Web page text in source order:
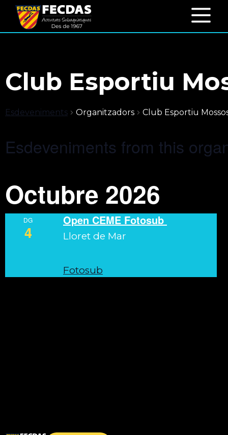
Club Esportiu
Esdeveniments Organitzadors Club Esportiu
Esdeveniments from this
Octubre 2026
DG
4
Open CEME Fotosub
Lloret de Mar
Fotosub